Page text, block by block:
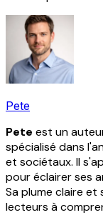
Pete
Pete est un
spécialisé dans
et sociétaux. Il
pour éclairer ses
Sa plume claire et
lecteurs à